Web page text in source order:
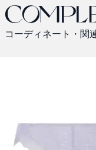
コーディネート・関